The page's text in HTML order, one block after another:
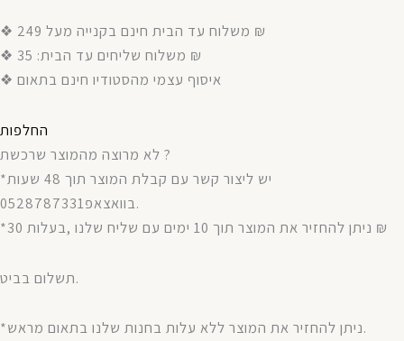
❖ משלוח עד הבית חינם בקנייה מעל 249 ₪
❖ משלוח שליחים עד הבית: 35 ₪
❖ איסוף עצמי מהסטודיו חינם בתאום
החלפות
לא מרוצה מהמוצר שרכשת ?
*יש ליצור קשר עם קבלת המוצר תוך 48 שעות
בוואצאפ0528787331.
*ניתן להחזיר את המוצר תוך 10 ימים עם שליח שלנו ,בעלות 30 ₪
תשלום בביט.
*ניתן להחזיר את המוצר ללא עלות בחנות שלנו בתאום מראש.